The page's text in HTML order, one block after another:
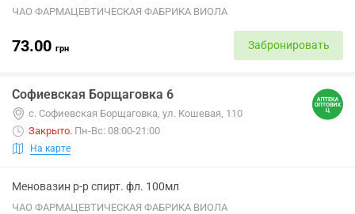
ЧАО ФАРМАЦЕВТИЧЕСКАЯ ФАБРИКА ВИОЛА
73.00 грн Забронировать
Софиевская Борщаговка 6
с. Софиевская Борщаговка, ул. Кошевая, 110
Закрыто. Пн-Вс: 08:00-21:00
На карте
Меновазин р-р спирт. фл. 100мл
ЧАО ФАРМАЦЕВТИЧЕСКАЯ ФАБРИКА ВИОЛА